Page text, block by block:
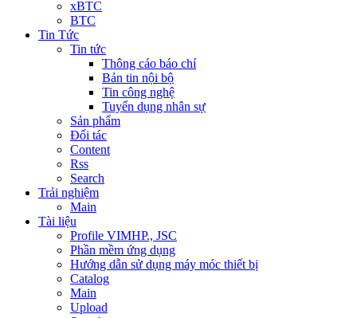
xBTC
BTC
Tin Tức
Tin tức
Thông cáo báo chí
Bản tin nội bộ
Tin công nghệ
Tuyển dụng nhân sự
Sản phẩm
Đối tác
Content
Rss
Search
Trải nghiệm
Main
Tài liệu
Profile VIMHP., JSC
Phần mềm ứng dụng
Hướng dẫn sử dụng máy móc thiết bị
Catalog
Main
Upload